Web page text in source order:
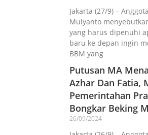
Jakarta (27/9) –
Mulyanto
yang harus dipenuhi
baru ke depan ingin
BBM yang
Putusan MA
Azhar Dan Fatia,
Pemerintahan
Bongkar Beking
26/09/2024